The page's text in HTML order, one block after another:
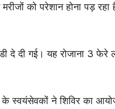
को परेशान होना पड़
दे दी गई। यह रोजाना 3
के स्वयंसेवकों ने शिविर का